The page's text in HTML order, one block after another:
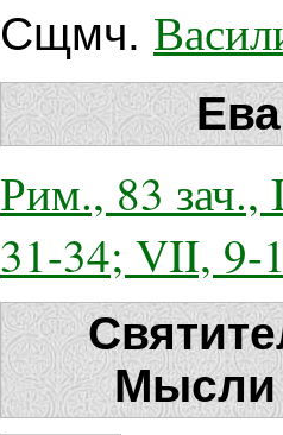
Сщмч.
Рим., 83
31-34; VII, 9-
Мысли